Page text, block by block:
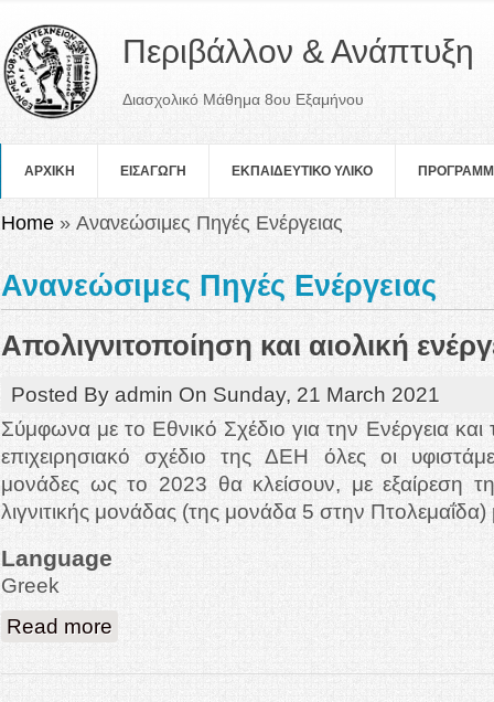
Περιβάλλον & Ανάπτυξη
Διασχολικό Μάθημα 8ου Εξαμήνου
ΑΡΧΙΚΗ ΕΙΣΑΓΩΓΗ ΕΚΠΑΙΔΕΥΤΙΚΟ ΥΛΙΚΟ
You are here
Home » Ανανεώσιμες Πηγές Ενέργειας
Ανανεώσιμες Πηγές Ενέργειας
Απολιγνιτοποίηση και αιολική
Posted By admin On Sunday, 21 March 2021
Σύμφωνα με το Εθνικό Σχέδιο για την Ενέργεια
επιχειρησιακό σχέδιο της ΔΕΗ όλες οι
μονάδες ως το 2023 θα κλείσουν, με εξαίρεση τη
λιγνιτικής μονάδας (της μονάδα 5 στην
Language
Greek
Read more about Απολιγνιτοποίηση και αιολική ενέργεια.